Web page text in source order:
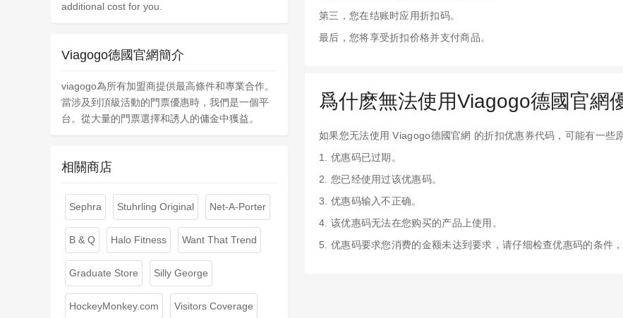
第三，您在结账时应用折扣码。
最后，您将享受折扣价格并支付商品。
爲什麽無法使用Viagogo德國官網
如果您无法使用 Viagogo德國官網 的折扣优惠券代码，可能有一些
1. 优惠码已过期。
2. 您已经使用过该优惠码。
3. 优惠码输入不正确。
4. 该优惠码无法在您购买的产品上使用。
5. 优惠码要求您消费的金额未达到要求，请仔细检查优惠码的条件
additional cost for you.
Viagogo德國官網簡介
viagogo為所有加盟商提供最高條件和專業合作。
當涉及到頂級活動的門票優惠時，我們是一個平
台。從大量的門票選擇和誘人的傭金中獲益。
相關商店
Sephra Stuhrling Original Net-A-Porter
B & Q Halo Fitness Want That Trend
Graduate Store Silly George
HockeyMonkey.com Visitors Coverage